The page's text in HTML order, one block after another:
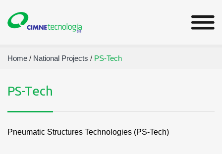
Home / National Projects / PS-Tech
PS-Tech
Pneumatic Structures Technologies (PS-Tech)